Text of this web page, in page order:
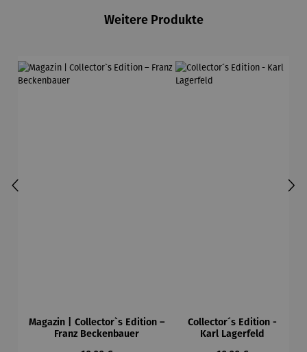
Weitere Produkte
Magazin | Collector`s Edition –
Franz Beckenbauer
Collector´s Edition -
Karl Lagerfeld